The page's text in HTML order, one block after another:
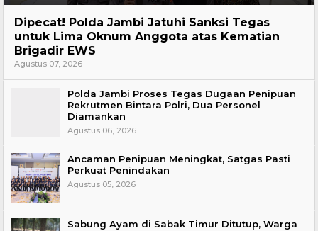
Dipecat! Polda Jambi Jatuhi Sanksi Tegas
untuk Lima Oknum Anggota atas Kematian
Brigadir EWS
Agustus 07, 2026
Polda Jambi Proses Tegas Dugaan Penipuan
Rekrutmen Bintara Polri, Dua Personel
Diamankan
Agustus 06, 2026
Ancaman Penipuan Meningkat, Satgas Pasti
Perkuat Penindakan
Agustus 05, 2026
Sabung Ayam di Sabak Timur Ditutup, Warga